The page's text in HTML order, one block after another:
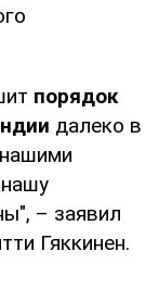
порядок
далеко в
– заявил
Гяккинен.